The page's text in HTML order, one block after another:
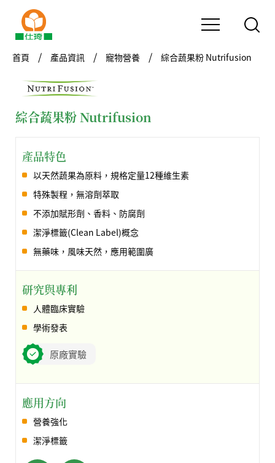
首頁 產品資訊 寵物營養 綜合蔬果粉 Nutrifusion
綜合蔬果粉 Nutrifusion
產品特色
以天然蔬果為原料，規格定量12種維生素
特殊製程，無溶劑萃取
不添加賦形劑、香料、防腐劑
潔淨標籤(Clean Label)概念
無藥味，風味天然，應用範圍廣
研究與專利
人體臨床實驗
學術發表
原廠實驗
應用方向
營養強化
潔淨標籤